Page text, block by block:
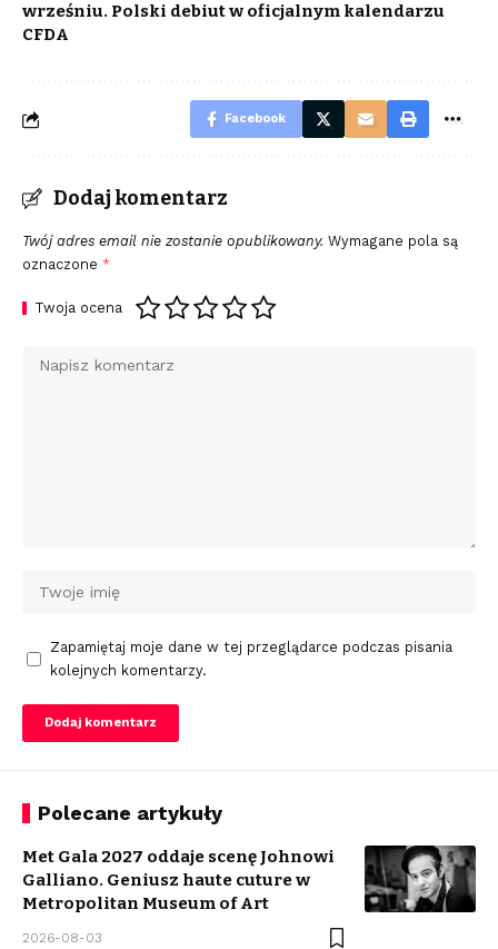
wrześniu. Polski debiut w oficjalnym kalendarzu
CFDA
Facebook
Dodaj komentarz
Twój adres email nie zostanie opublikowany. Wymagane pola są
oznaczone *
Twoja ocena
Zapamiętaj moje dane w tej przeglądarce podczas pisania
kolejnych komentarzy.
Polecane artykuły
Met Gala 2027 oddaje scenę Johnowi
Galliano. Geniusz haute cuture w
Metropolitan Museum of Art
2026-08-03